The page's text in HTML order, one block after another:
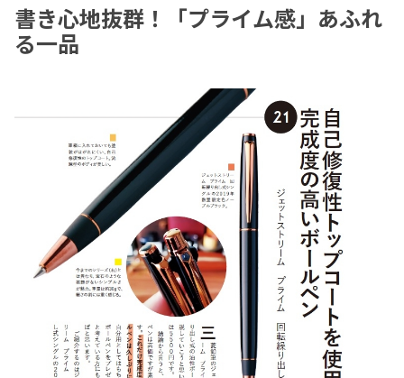
書き心地抜群！「プライム感」あふれ
る一品